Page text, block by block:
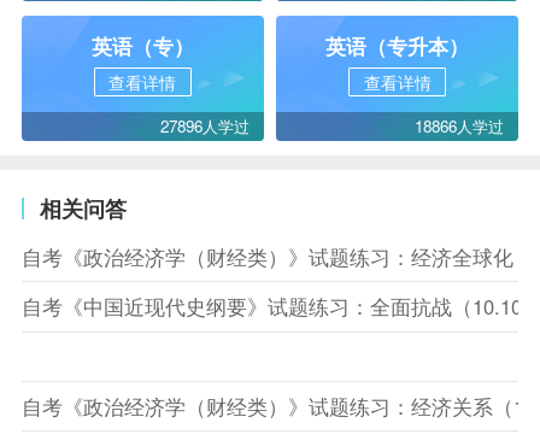
英语（专）
查看详情
27896人学过
英语（专升本）
查看详情
18866人学过
相关问答
自考《政治经济学（财经类）》试题练习：经济全球化（
自考《中国近现代史纲要》试题练习：全面抗战（10.10
自考《政治经济学（财经类）》试题练习：经济关系（